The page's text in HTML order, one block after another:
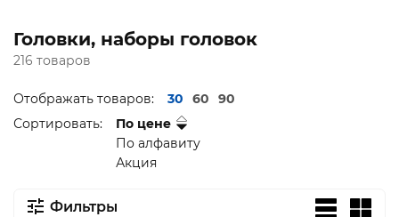
Головки, наборы головок
216 товаров
Отображать товаров: 30 60
90
Сортировать:
По цене
По алфавиту
Акция
Фильтры